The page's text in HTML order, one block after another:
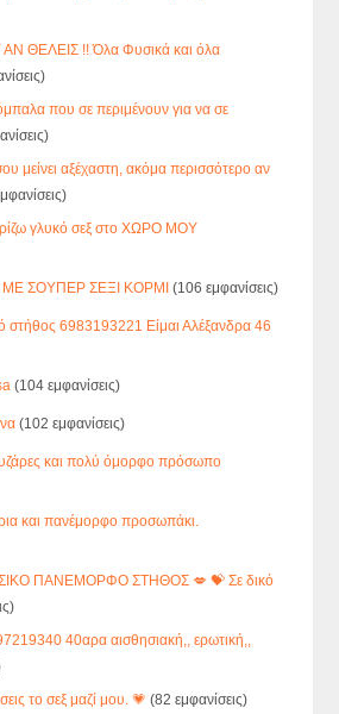
ΘΕΛΕΙΣ !! Όλα Φυσικά και όλα
που σε περιμένουν για να σε
μείνει αξέχαστη, ακόμα περισσότερο αν
γλυκό σεξ στο ΧΩΡΟ ΜΟΥ
ΜΕ ΣΟΥΠΕΡ ΣΕΞΙ ΚΟΡΜΙ (106 εμφανίσεις)
στήθος 6983193221 Είμαι Αλέξανδρα 46
(104 εμφανίσεις)
(102 εμφανίσεις)
και πολύ όμορφο πρόσωπο
και πανέμορφο προσωπάκι.
ΠΑΝΕΜΟΡΦΟ ΣΤΗΘΟΣ 💋 💝 Σε δικό
40αρα αισθησιακή,, ερωτική,,
το σεξ μαζί μου. 💗 (82 εμφανίσεις)